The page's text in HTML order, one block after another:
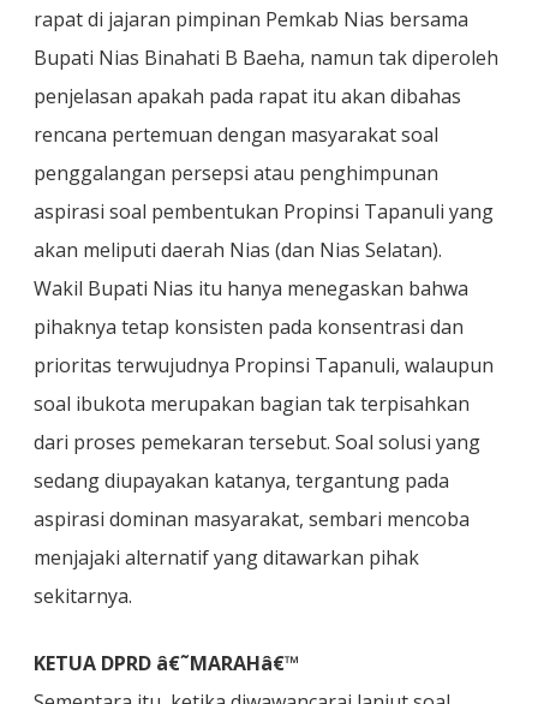
rapat di jajaran pimpinan Pemkab Nias bersama
Bupati Nias Binahati B Baeha, namun tak diperoleh
penjelasan apakah pada rapat itu akan dibahas
rencana pertemuan dengan masyarakat soal
penggalangan persepsi atau penghimpunan
aspirasi soal pembentukan Propinsi Tapanuli yang
akan meliputi daerah Nias (dan Nias Selatan).
Wakil Bupati Nias itu hanya menegaskan bahwa
pihaknya tetap konsisten pada konsentrasi dan
prioritas terwujudnya Propinsi Tapanuli, walaupun
soal ibukota merupakan bagian tak terpisahkan
dari proses pemekaran tersebut. Soal solusi yang
sedang diupayakan katanya, tergantung pada
aspirasi dominan masyarakat, sembari mencoba
menjajaki alternatif yang ditawarkan pihak
sekitarnya.
KETUA DPRD â€˜MARAHâ€™